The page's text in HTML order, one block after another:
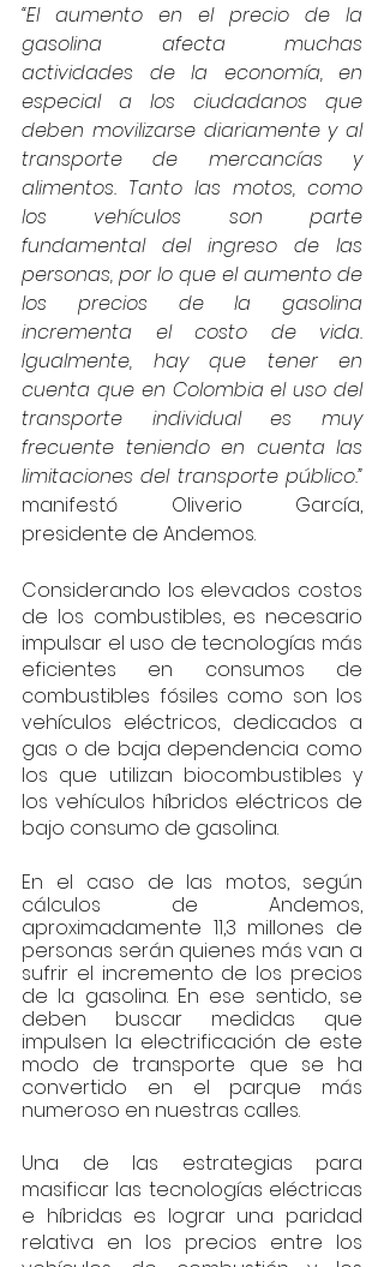
“El aumento en el precio de la
gasolina afecta muchas
actividades de la economía, en
especial a los ciudadanos que
deben movilizarse diariamente y al
transporte de mercancías y
alimentos. Tanto las motos, como
los vehículos son parte
fundamental del ingreso de las
personas, por lo que el aumento de
los precios de la gasolina
incrementa el costo de vida.
Igualmente, hay que tener en
cuenta que en Colombia el uso del
transporte individual es muy
frecuente teniendo en cuenta las
limitaciones del transporte público.”
manifestó Oliverio García,
presidente de Andemos.
Considerando los elevados costos
de los combustibles, es necesario
impulsar el uso de tecnologías más
eficientes en consumos de
combustibles fósiles como son los
vehículos eléctricos, dedicados a
gas o de baja dependencia como
los que utilizan biocombustibles y
los vehículos híbridos eléctricos de
bajo consumo de gasolina.
En el caso de las motos, según
cálculos de Andemos,
aproximadamente 11,3 millones de
personas serán quienes más van a
sufrir el incremento de los precios
de la gasolina. En ese sentido, se
deben buscar medidas que
impulsen la electrificación de este
modo de transporte que se ha
convertido en el parque más
numeroso en nuestras calles.
Una de las estrategias para
masificar las tecnologías eléctricas
e híbridas es lograr una paridad
relativa en los precios entre los